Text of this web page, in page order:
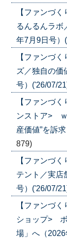
【ファンづ
るんるんラボ
年7月9日号）
【ファンづ
ズ／独自の価
号）('26/07/
【ファンづ
ンストア>
産価値”を訴
879)
【ファンづ
テント／実店
号）('26/07/
【ファンづ
ショップ> ボ
場」へ（